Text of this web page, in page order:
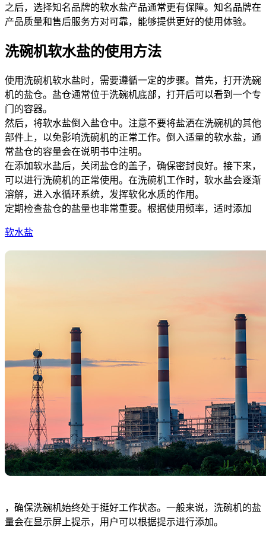
之后，选择知名品牌的软水盐产品通常更有保障。知名品牌在
产品质量和售后服务方对可靠，能够提供更好的使用体验。
洗碗机软水盐的使用方法
使用洗碗机软水盐时，需要遵循一定的步骤。首先，打开洗碗
机的盐仓。盐仓通常位于洗碗机底部，打开后可以看到一个专
门的容器。
然后，将软水盐倒入盐仓中。注意不要将盐洒在洗碗机的其他
部件上，以免影响洗碗机的正常工作。倒入适量的软水盐，通
常盐仓的容量会在说明书中注明。
在添加软水盐后，关闭盐仓的盖子，确保密封良好。接下来，
可以进行洗碗机的正常使用。在洗碗机工作时，软水盐会逐渐
溶解，进入水循环系统，发挥软化水质的作用。
定期检查盐仓的盐量也非常重要。根据使用频率，适时添加
软水盐
，确保洗碗机始终处于挺好工作状态。一般来说，洗碗机的盐
量会在显示屏上提示，用户可以根据提示进行添加。